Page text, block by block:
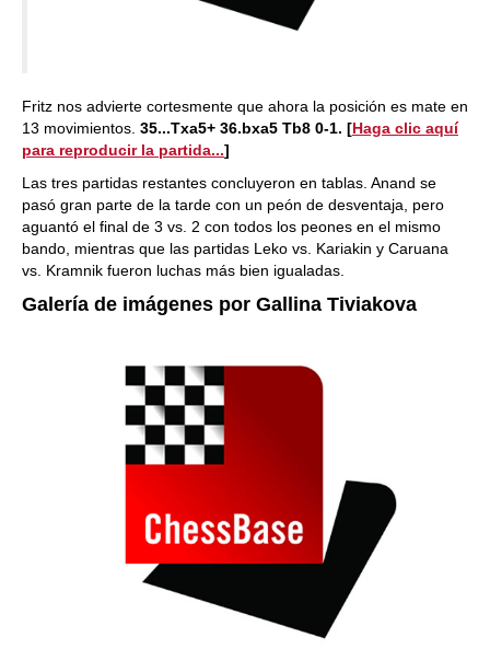
Fritz nos advierte cortesmente que ahora la posición es mate en
13 movimientos. 35...Txa5+ 36.bxa5 Tb8 0-1. [Haga clic aquí
para reproducir la partida...]
Las tres partidas restantes concluyeron en tablas. Anand se
pasó gran parte de la tarde con un peón de desventaja, pero
aguantó el final de 3 vs. 2 con todos los peones en el mismo
bando, mientras que las partidas Leko vs. Kariakin y Caruana
vs. Kramnik fueron luchas más bien igualadas.
Galería de imágenes por Gallina Tiviakova